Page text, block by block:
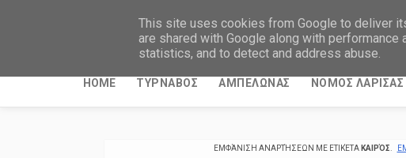
ΤΥΡΝΑΒΙΤΙΚΑ ΝΕΑ
HOME ΤΥΡΝΑΒΟΣ ΑΜΠΕΛΩΝΑΣ ΝΟΜΟΣ ΛΑΡΙΣΑΣ
ΕΜΦΆΝΙΣΗ ΑΝΑΡΤΉΣΕΩΝ ΜΕ ΕΤΙΚΈΤΑ ΚΑΙΡΌΣ
This site uses cookies from Google to deliver
are shared with Google along with
statistics, and to detect and address abuse.